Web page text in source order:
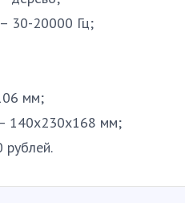
30-20000 Гц;
мм;
140х230х168 мм;
рублей.